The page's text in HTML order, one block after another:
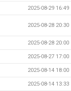
2025-08-29 16:49
2025-08-28 20:30
2025-08-28 20:00
2025-08-27 17:00
2025-08-14 18:00
2025-08-14 13:33